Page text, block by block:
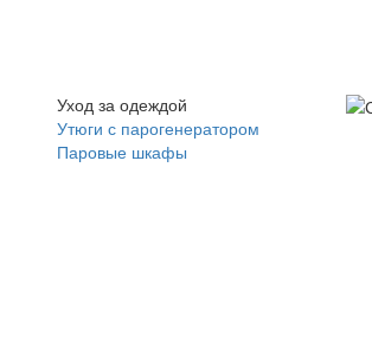
Уход за одеждой
Утюги с парогенератором
Паровые шкафы